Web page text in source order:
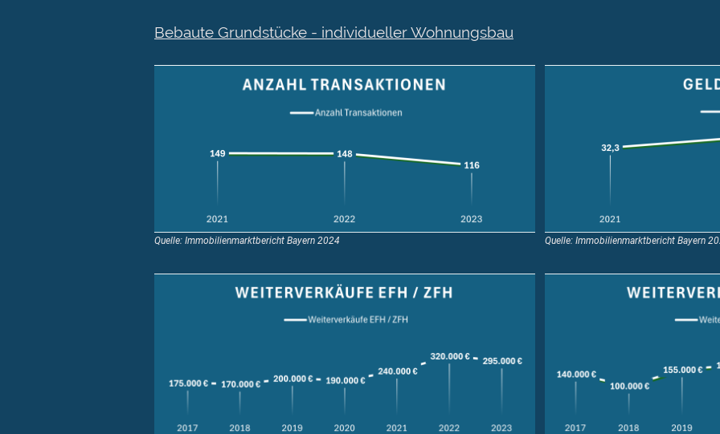
Bebaute Grundstücke - individueller Wohnungsbau
Quelle: Immobilienmarktbericht Bayern 2024 Quelle: Immobilienmarktbericht Bayern